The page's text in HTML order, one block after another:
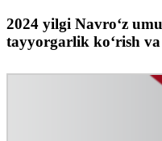
2024 yilgi Navro‘z
tayyorgarlik ko‘rish va